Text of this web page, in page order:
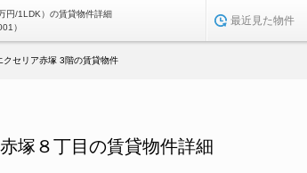
円/1LDK）の賃貸物件詳細
）
最近見た物件
クセリア赤塚 3階の賃貸物件
塚８丁目の賃貸物件詳細